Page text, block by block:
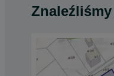
Znaleźliśmy